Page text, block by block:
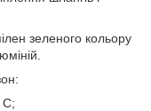
зеленого кольору
С;